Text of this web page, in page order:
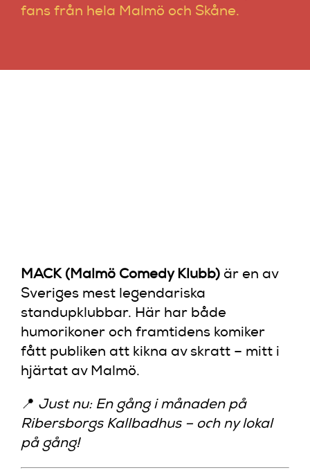
Om oss
fans från hela Malmö och Skåne.
MACK (Malmö Comedy Klubb)är en av
Sveriges mest legendariska
standupklubbar. Här har både
humorikoner och framtidens komiker
fått publiken att kikna av skratt – mitt i
hjärtat av Malmö.
📍 Just nu: En gång i månaden på
Ribersborgs Kallbadhus – och ny lokal
på gång!